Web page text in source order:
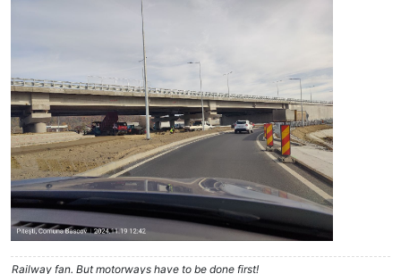
Railway fan. But motorways have to be done first!